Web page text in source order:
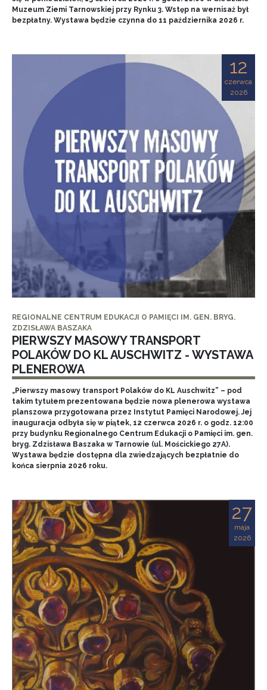
Muzeum Ziemi Tarnowskiej przy Rynku 3. Wstęp na wernisaż był
bezpłatny. Wystawa będzie czynna do 11 października 2026 r.
12
czerwca
2026
REGIONALNE CENTRUM EDUKACJI O PAMIĘCI IM. GEN. BRYG.
ZDZISŁAWA BASZAKA
PIERWSZY MASOWY TRANSPORT
POLAKÓW DO KL AUSCHWITZ - WYSTAWA
PLENEROWA
„Pierwszy masowy transport Polaków do KL Auschwitz” – pod
takim tytułem prezentowana będzie nowa plenerowa wystawa
planszowa przygotowana przez Instytut Pamięci Narodowej. Jej
inauguracja odbyła się w piątek, 12 czerwca 2026 r. o godz. 12:00
przy budynku Regionalnego Centrum Edukacji o Pamięci im. gen.
bryg. Zdzisława Baszaka w Tarnowie (ul. Mościckiego 27A).
Wystawa będzie dostępna dla zwiedzających bezpłatnie do
końca sierpnia 2026 roku.
27
maja
2026